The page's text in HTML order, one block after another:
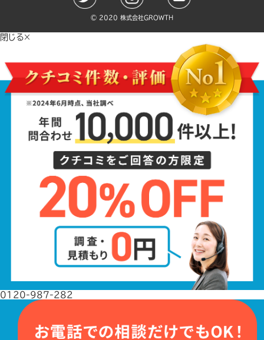
©️ 2020 株式会社GROWTH
閉じる×
0120-987-282